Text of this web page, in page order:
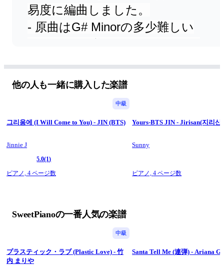
易度に編曲しました。
- 原曲はG# Minorの多少難しい
す。
チソン:早いテンポの曲です。 リ
ズムに注意して演奏してくださ
い。
楽しく軽快に演奏されることを願
います。
他の人も一緒に購入した楽譜
中級
그리움에 (I Will Come to You) - JIN (BTS)
Jinnie J
5.0(1)
ピアノ, 4 ページ数
Yours-BTS JIN - Jirisan(지리산
Sunny
ピアノ,4 ページ数
SweetPianoの一番人気の楽譜
中級
プラスティック・ラブ (Plastic Love) - 竹
内 まりや
Santa Tell Me (連弾) - Ariana